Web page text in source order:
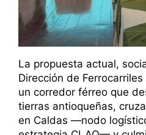
La propuesta actual,
Dirección de
un corredor férreo que
tierras antioqueñas,
en Caldas —nodo